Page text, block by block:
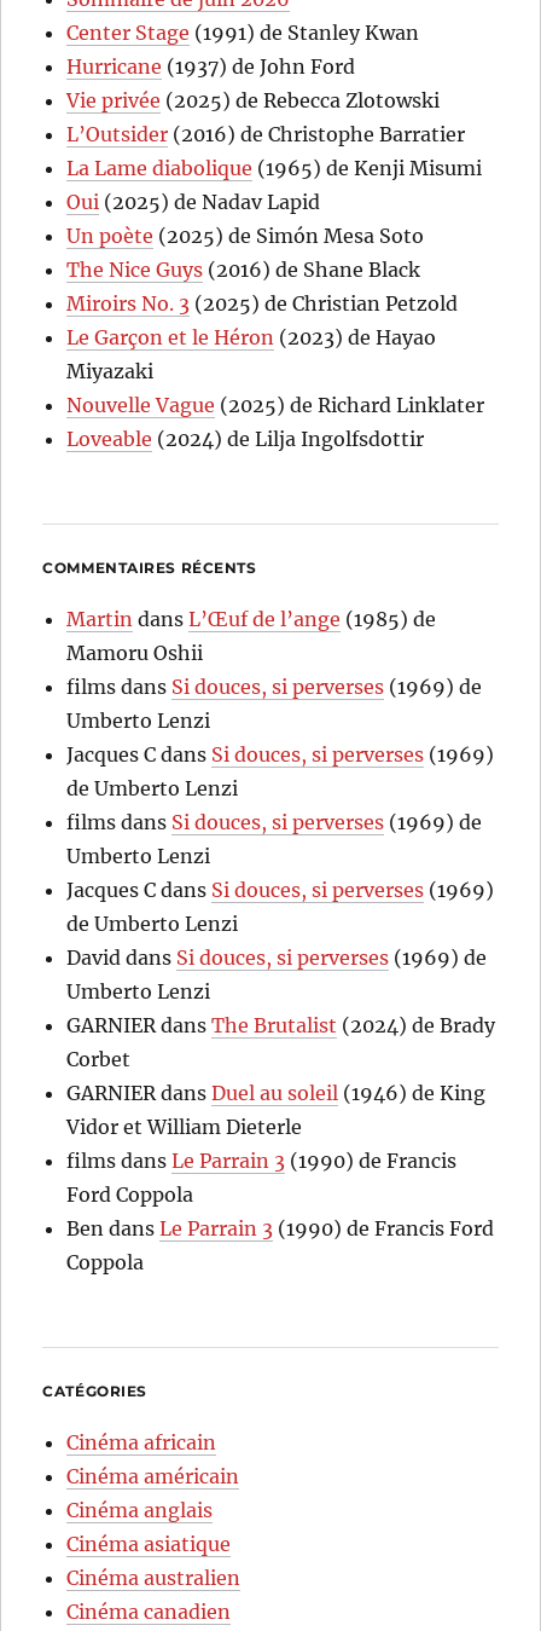
Center Stage (1991) de Stanley Kwan
Hurricane (1937) de John Ford
Vie privée (2025) de Rebecca Zlotowski
L’Outsider (2016) de Christophe Barratier
La Lame diabolique (1965) de Kenji Misumi
Oui (2025) de Nadav Lapid
Un poète (2025) de Simón Mesa Soto
The Nice Guys (2016) de Shane Black
Miroirs No. 3 (2025) de Christian Petzold
Le Garçon et le Héron (2023) de Hayao
Miyazaki
Nouvelle Vague (2025) de Richard Linklater
Loveable (2024) de Lilja Ingolfsdottir
COMMENTAIRES RÉCENTS
Martin dansL’Œuf de l’ange (1985) de
Mamoru Oshii
films dans Si douces, si perverses (1969) de
Umberto Lenzi
Jacques C dans Si douces, si perverses (1969)
de Umberto Lenzi
films dans Si douces, si perverses (1969) de
Umberto Lenzi
Jacques C dans Si douces, si perverses (1969)
de Umberto Lenzi
David dans Si douces, si perverses (1969) de
Umberto Lenzi
GARNIER dansThe Brutalist (2024) de Brady
Corbet
GARNIER dansDuel au soleil (1946) de King
Vidor et William Dieterle
films dansLe Parrain 3 (1990) de Francis
Ford Coppola
Ben dansLe Parrain 3 (1990) de Francis Ford
Coppola
CATÉGORIES
Cinéma africain
Cinéma américain
Cinéma anglais
Cinéma asiatique
Cinéma australien
Cinéma canadien